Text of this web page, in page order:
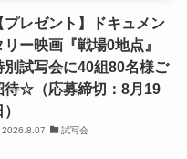
プレゼント】ドキュメン
リー映画『戦場0地点』
別試写会に40組80名様ご
待☆（応募締切：8月19
2026.8.07 試写会